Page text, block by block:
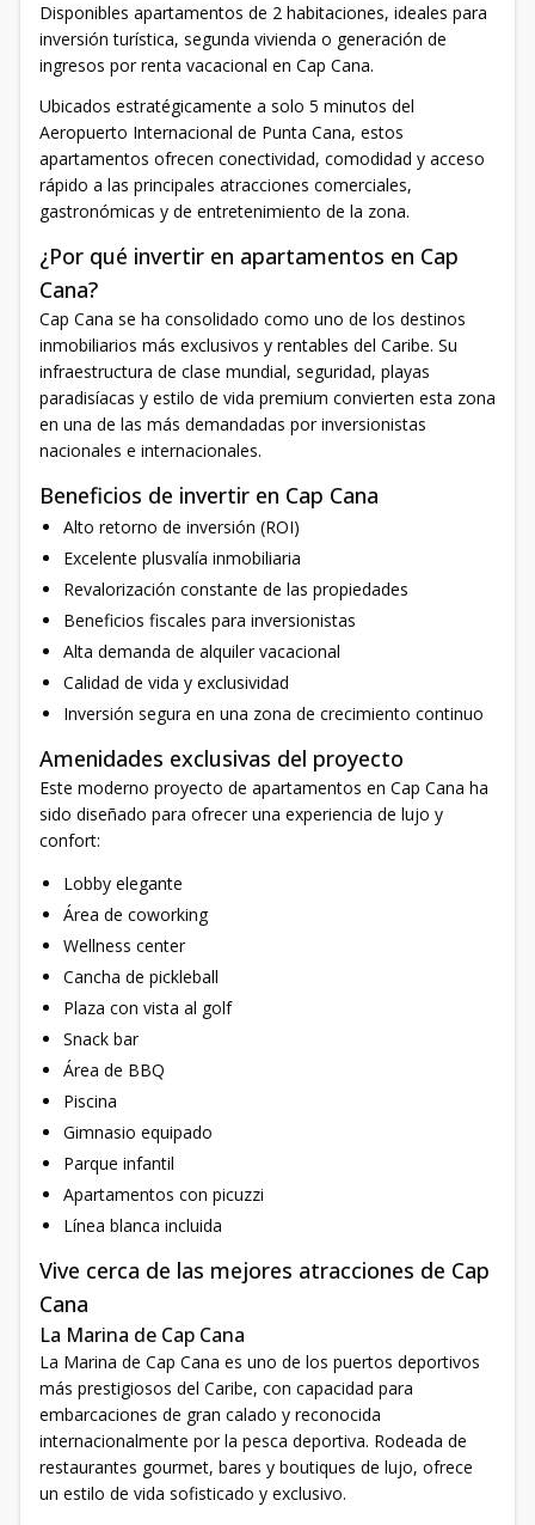
Disponibles apartamentos de 2 habitaciones, ideales para
inversión turística, segunda vivienda o generación de
ingresos por renta vacacional en Cap Cana.
Ubicados estratégicamente a solo 5 minutos del
Aeropuerto Internacional de Punta Cana, estos
apartamentos ofrecen conectividad, comodidad y acceso
rápido a las principales atracciones comerciales,
gastronómicas y de entretenimiento de la zona.
¿Por qué invertir en apartamentos en Cap
Cana?
Cap Cana se ha consolidado como uno de los destinos
inmobiliarios más exclusivos y rentables del Caribe. Su
infraestructura de clase mundial, seguridad, playas
paradisíacas y estilo de vida premium convierten esta zona
en una de las más demandadas por inversionistas
nacionales e internacionales.
Beneficios de invertir en Cap Cana
Alto retorno de inversión (ROI)
Excelente plusvalía inmobiliaria
Revalorización constante de las propiedades
Beneficios fiscales para inversionistas
Alta demanda de alquiler vacacional
Calidad de vida y exclusividad
Inversión segura en una zona de crecimiento continuo
Amenidades exclusivas del proyecto
Este moderno proyecto de apartamentos en Cap Cana ha
sido diseñado para ofrecer una experiencia de lujo y
confort:
Lobby elegante
Área de coworking
Wellness center
Cancha de pickleball
Plaza con vista al golf
Snack bar
Área de BBQ
Piscina
Gimnasio equipado
Parque infantil
Apartamentos con picuzzi
Línea blanca incluida
Vive cerca de las mejores atracciones de Cap
Cana
La Marina de Cap Cana
La Marina de Cap Cana es uno de los puertos deportivos
más prestigiosos del Caribe, con capacidad para
embarcaciones de gran calado y reconocida
internacionalmente por la pesca deportiva. Rodeada de
restaurantes gourmet, bares y boutiques de lujo, ofrece
un estilo de vida sofisticado y exclusivo.